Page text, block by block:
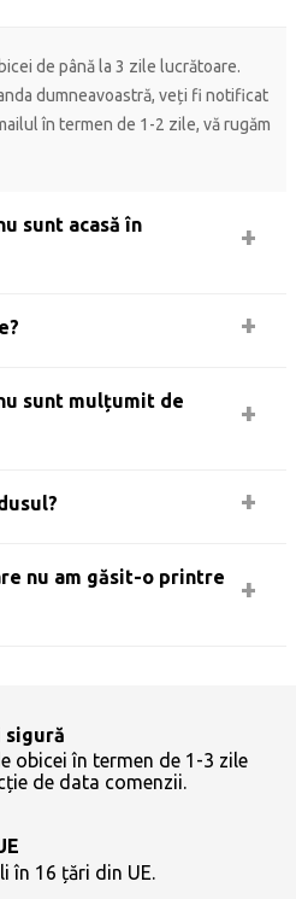
de până la 3 zile lucrătoare.
dumneavoastră, veți fi notificat
în termen de 1-2 zile, vă rugăm
sunt acasă în
sunt mulțumit de
nu am găsit-o printre
sigură
obicei în termen de 1-3 zile
de data comenzii.
în 16 țări din UE.